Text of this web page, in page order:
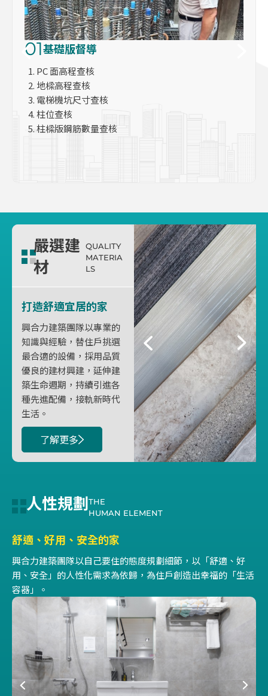
01基礎版督導
PC 面高程查核
地樑高程查核
電梯機坑尺寸查核
柱位查核
柱樑版鋼筋數量查核
嚴選建
材
QUALITY
MATERIA
LS
打造舒適宜居的家
興合力建築團隊以專業的
知識與經驗，替住戶挑選
最合適的設備，採用品質
優良的建材興建，延伸建
築生命週期，持續引進各
種先進配備，接軌新時代
生活。
了解更多
人性規劃THE
HUMAN ELEMENT
舒適、好用、安全的家
興合力建築團隊以自己要住的態度規劃細節，以「舒適、好
用、安全」的人性化需求為依歸，為住戶創造出幸福的「生活
容器」。